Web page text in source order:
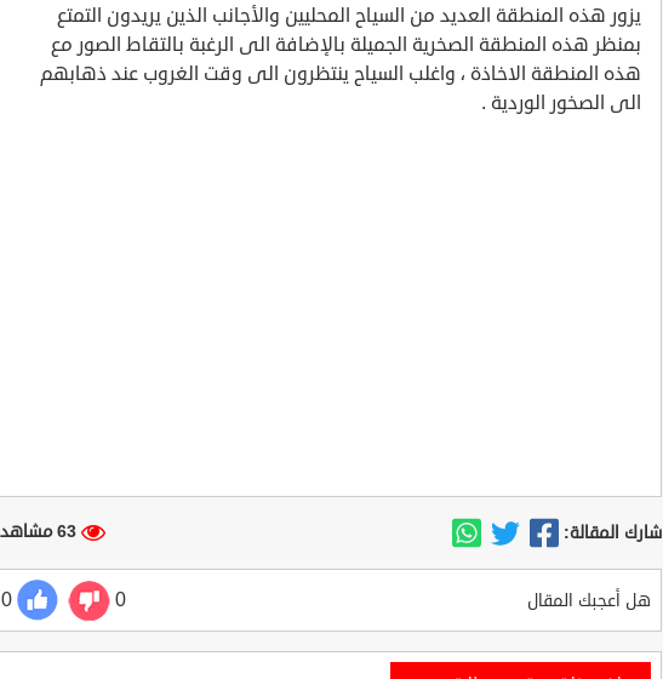
يزور هذه المنطقة العديد من السياح المحليين والأجانب الذين يريدون التمتع
بمنظر هذه المنطقة الصخرية الجميلة بالإضافة الى الرغبة بالتقاط الصور مع
هذه المنطقة الاخاذة ، واغلب السياح ينتظرون الى وقت الغروب عند ذهابهم
الى الصخور الوردية .
شارك المقالة: 63 مشاهدة
هل أعجبك المقال 0
0